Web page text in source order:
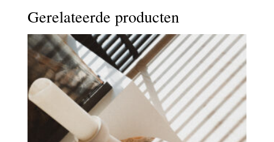
Gerelateerde producten